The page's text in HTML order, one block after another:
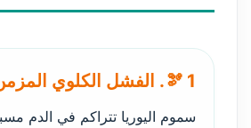
🫘 1. الفشل الكلوي المزمن أو الحاد
سموم اليوريا تتراكم في الدم